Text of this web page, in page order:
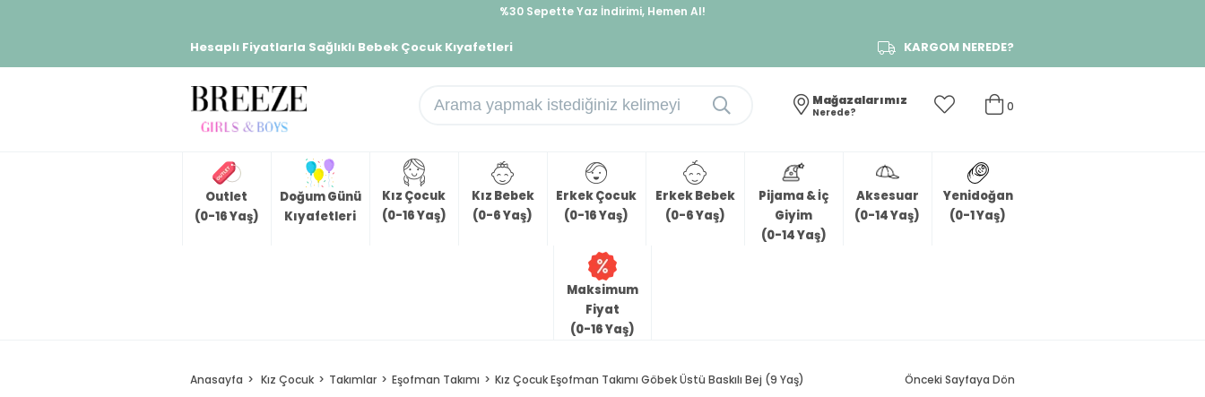
%30 Sepette Yaz İndirimi, Hemen Al!
Hesaplı Fiyatlarla Sağlıklı Bebek Çocuk Kıyafetleri KARGOM NEREDE?
0
Mağazalarımız
Nerede?
Outlet
(0-16 Yaş)
Doğum Günü
Kıyafetleri
Kız Çocuk
(0-16 Yaş)
Kız Bebek
(0-6 Yaş)
Erkek Çocuk
(0-16 Yaş)
Erkek Bebek
(0-6 Yaş)
Pijama & İç
Giyim
(0-14 Yaş)
Aksesuar
(0-14 Yaş)
Yenidoğan
(0-1 Yaş)
Maksimum
Fiyat
(0-16 Yaş)
Anasayfa Kız Çocuk Takımlar Eşofman Takımı Kız Çocuk Eşofman Takımı Göbek Üstü Baskılı Bej (9 Yaş) Önceki Sayfaya Dön